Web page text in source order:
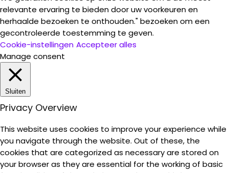
relevante ervaring te bieden door uw voorkeuren en
herhaalde bezoeken te onthouden." bezoeken om een
gecontroleerde toestemming te geven.
Cookie-instellingen Accepteer alles
Manage consent
Sluiten
Privacy Overview
This website uses cookies to improve your experience while
you navigate through the website. Out of these, the
cookies that are categorized as necessary are stored on
your browser as they are essential for the working of basic